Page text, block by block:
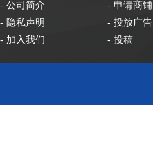
- 公司简介
- 隐私声明
- 加入我们
- 申请商铺
- 投放广告
- 投稿